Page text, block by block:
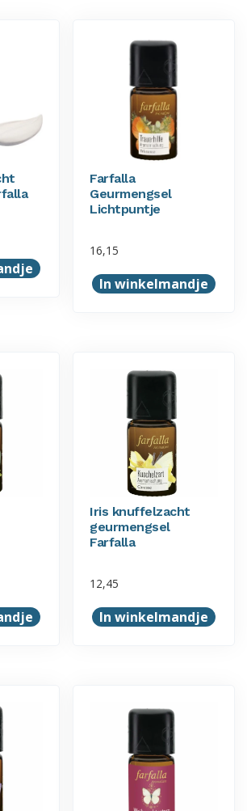
Farfalla
Geurmengsel
Lichtpuntje
16,15
In winkelmandje
Iris knuffelzacht
geurmengsel
Farfalla
12,45
In winkelmandje